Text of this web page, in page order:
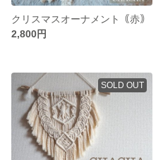
クリスマスオーナメント｟赤｠
2,800円
SOLD OUT